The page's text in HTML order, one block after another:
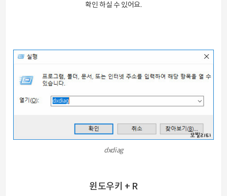
확인 하실 수 있어요.
dxdiag
윈도우키 + R